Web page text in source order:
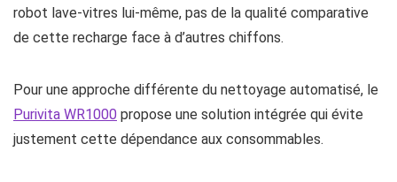
robot lave-vitres lui-même, pas de la qualité comparative
de cette recharge face à d’autres chiffons.
Pour une approche différente du nettoyage automatisé, le
Purivita WR1000 propose une solution intégrée qui évite
justement cette dépendance aux consommables.